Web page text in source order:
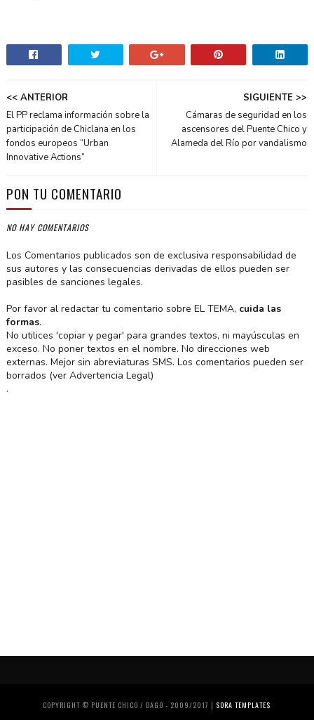
SIGUIENTE >>
Cámaras de seguridad en los
ascensores del Puente Chico y
Alameda del Río por vandalismo
<< ANTERIOR
El PP reclama información sobre la
participación de Chiclana en los
fondos europeos “Urban
Innovative Actions”
PON TU COMENTARIO
NO HAY COMENTARIOS
Los Comentarios publicados son de exclusiva responsabilidad de
sus autores y las consecuencias derivadas de ellos pueden ser
pasibles de sanciones legales.
Por favor al redactar tu comentario sobre EL TEMA, cuida las
formas.
No utilices 'copiar y pegar' para grandes textos, ni mayúsculas en
exceso. No poner textos en el nombre. No direcciones web
externas. Mejor sin abreviaturas SMS. Los comentarios pueden ser
borrados (ver Advertencia Legal)
.
COPYRIGHT © PUENTE CHICO / DAGO - 2009/2017 | SORA TEMPLATES